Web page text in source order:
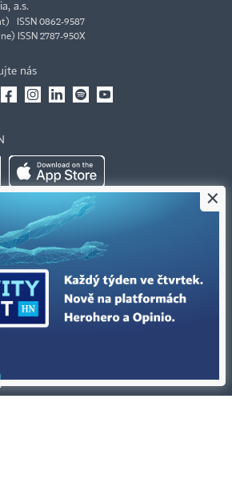
a.s.
ISSN 0862-9587
ISSN 2787-950X
nás
Ochrana osobních údajů
Prohlášení o cookies
Nastavení soukromí
Všeobecné smluvní podmínky
×